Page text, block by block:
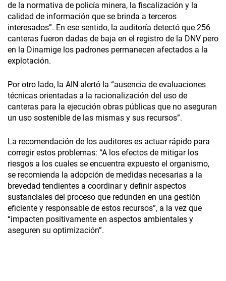
de la normativa de policía minera, la fiscalización y la
calidad de información que se brinda a terceros
interesados”. En ese sentido, la auditoría detectó que 256
canteras fueron dadas de baja en el registro de la DNV pero
en la Dinamige los padrones permanecen afectados a la
explotación.
Por otro lado, la AIN alertó la “ausencia de evaluaciones
técnicas orientadas a la racionalización del uso de
canteras para la ejecución obras públicas que no aseguran
un uso sostenible de las mismas y sus recursos”.
La recomendación de los auditores es actuar rápido para
corregir estos problemas: “A los efectos de mitigar los
riesgos a los cuales se encuentra expuesto el organismo,
se recomienda la adopción de medidas necesarias a la
brevedad tendientes a coordinar y definir aspectos
sustanciales del proceso que redunden en una gestión
eficiente y responsable de estos recursos”, a la vez que
“impacten positivamente en aspectos ambientales y
aseguren su optimización”.